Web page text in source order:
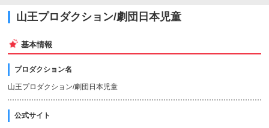
山王プロダクション/劇団日本児童
基本情報
プロダクション名
山王プロダクション/劇団日本児童
公式サイト